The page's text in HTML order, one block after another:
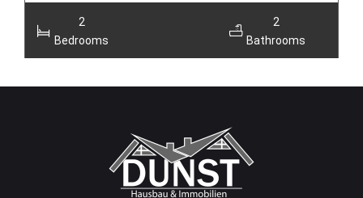
2
Bedrooms
2
Bathrooms